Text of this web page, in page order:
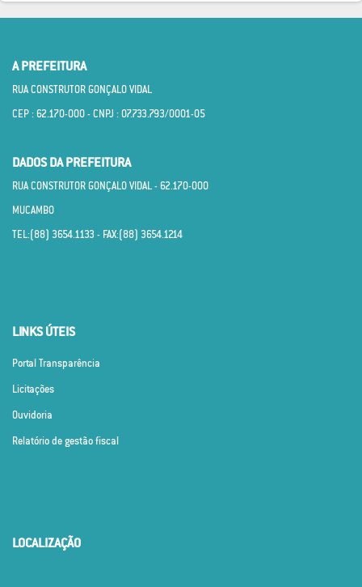
A PREFEITURA
RUA CONSTRUTOR GONÇALO VIDAL
CEP : 62.170­-000 - CNPJ : 07.733.793/0001­-05
DADOS DA PREFEITURA
RUA CONSTRUTOR GONÇALO VIDAL - 62.170­-000
MUCAMBO
TEL:(88) 3654.1133 - FAX:(88) 3654.1214
LINKS ÚTEIS
Portal Transparência
Licitações
Ouvidoria
Relatório de gestão fiscal
LOCALIZAÇÃO